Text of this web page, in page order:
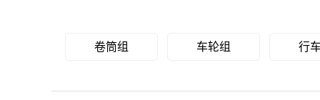
卷筒组 车轮组 行